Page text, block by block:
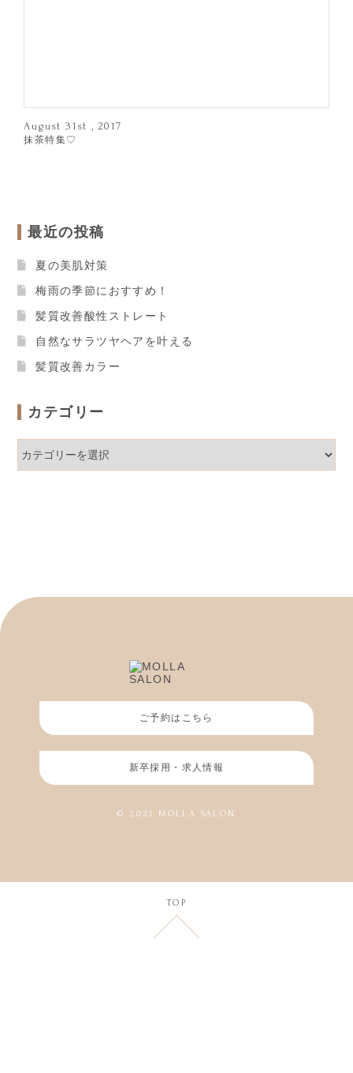
August 31st , 2017
抹茶特集♡
最近の投稿
夏の美肌対策
梅雨の季節におすすめ！
髪質改善酸性ストレート
自然なサラツヤヘアを叶える
髪質改善カラー
カテゴリー
テ
ゴ
ご予約はこちら
新卒採用・求人情報
© 2021 MOLLA SALON
TOP